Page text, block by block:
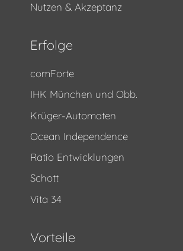
Nutzen & Akzeptanz
Erfolge
comForte
IHK München und Obb.
Krüger-Automaten
Ocean Independence
Ratio Entwicklungen
Schott
Vita 34
Vorteile